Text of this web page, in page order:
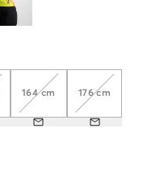
164 cm 176 cm